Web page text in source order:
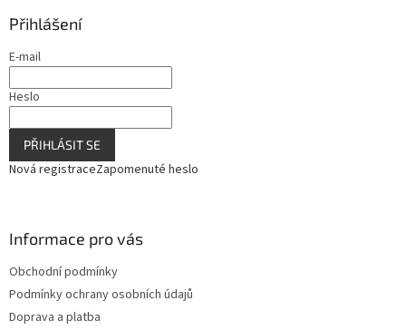
Přihlášení
E-mail
Heslo
PŘIHLÁSIT SE
Nová registraceZapomenuté heslo
Informace pro vás
Obchodní podmínky
Podmínky ochrany osobních údajů
Doprava a platba